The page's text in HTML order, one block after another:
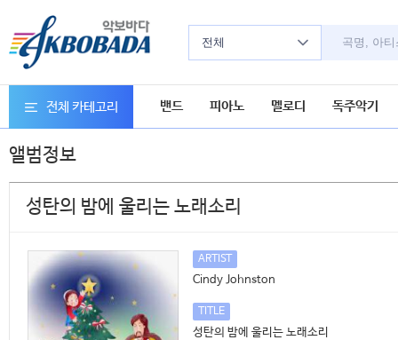
전체
전체 카테고리 밴드 피아노 멜로디 독주악기
앨범정보
성탄의 밤에 울리는 노래소리
ARTIST
Cindy Johnston
TITLE
성탄의 밤에 울리는 노래소리